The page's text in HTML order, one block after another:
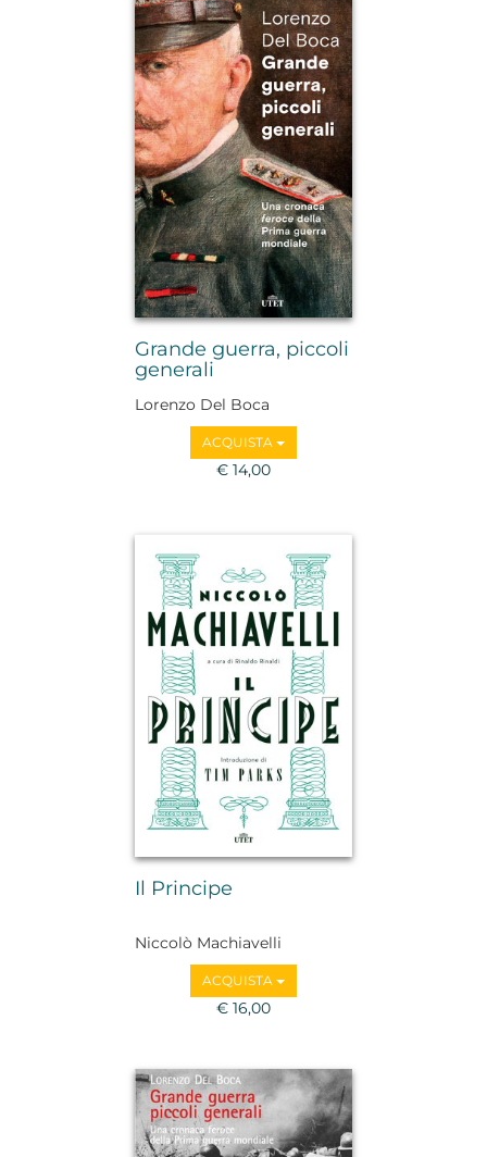
Grande guerra, piccoli
generali
Lorenzo Del Boca
ACQUISTA
€ 14,00
Il Principe
Niccolò Machiavelli
ACQUISTA
€ 16,00